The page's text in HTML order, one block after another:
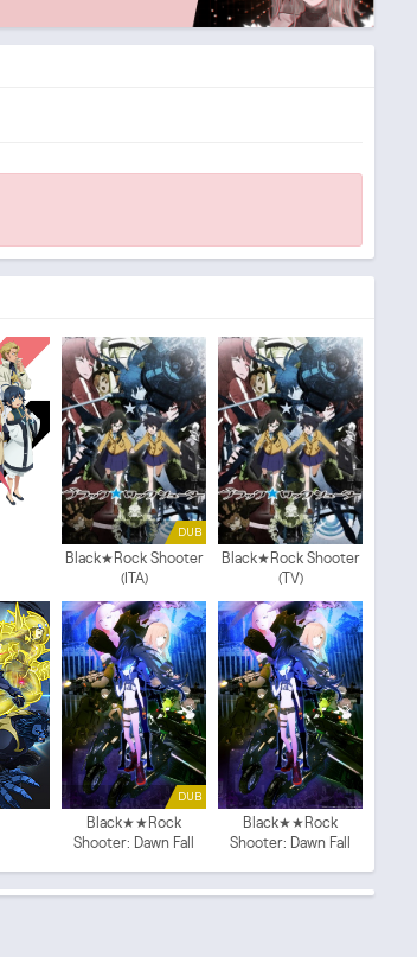
DUB
Black★Rock Shooter
(ITA)
Black★Rock Shooter
(TV)
DUB
Black★★Rock
Shooter: Dawn Fall
Black★★Rock
Shooter: Dawn Fall